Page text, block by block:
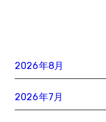
2026年8月
2026年7月